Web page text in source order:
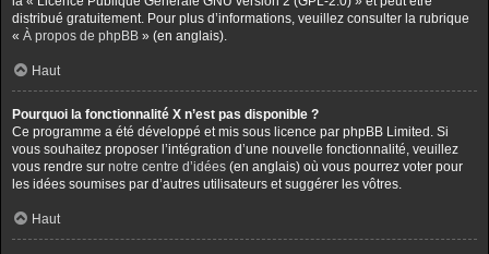
distribué gratuitement. Pour plus d’informations, veuillez consulter la rubrique
« À propos de phpBB » (en anglais).
Haut
Pourquoi la fonctionnalité X n’est pas disponible ?
Ce programme a été développé et mis sous licence par phpBB Limited. Si
vous souhaitez proposer l’intégration d’une nouvelle fonctionnalité, veuillez
vous rendre sur notre centre d’idées (en anglais) où vous pourrez voter pour
les idées soumises par d’autres utilisateurs et suggérer les vôtres.
Haut